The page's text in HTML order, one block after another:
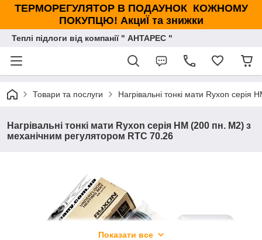
ТЕРМОРЕГУЛЯТОР В ПОДАУНОК КОЖНОМУ
ПОКУПЦЮ! АкциЇ та знижки
Теплі підлоги від компанії " АНТАРЕС "
Товари та послуги Нагрівальні тонкі мати Ryxon
Нагрівальні тонкі мати Ryxon серія НМ (200 пн. М2) з
механічним регулятором RTC 70.26
Показати все